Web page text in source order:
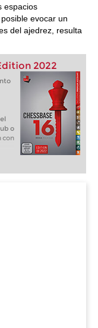
espacios
evocar un
del ajedrez, resulta
2022
o
con